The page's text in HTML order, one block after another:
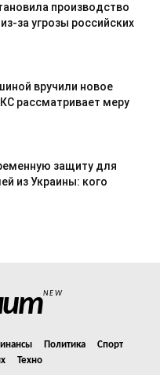
производство
за угрозы российских
вручили новое
рассматривает меру
защиту для
из Украины: кого
NEW
Политика
Спорт
Техно